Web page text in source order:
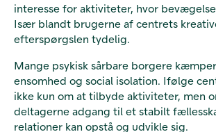
interesse for aktiviteter, hvor
Især blandt brugerne af centrets
efterspørgslen tydelig.
Mange psykisk sårbare borgere
ensomhed og social isolation. Ifølge
ikke kun om at tilbyde aktiviteter, men
deltagerne adgang til et stabilt
relationer kan opstå og udvikle sig.